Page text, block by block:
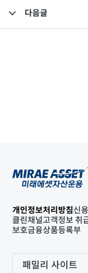
다음글
개인정보처리방침신
클린채널고객정보 취
보호금융상품등록부
패밀리 사이트